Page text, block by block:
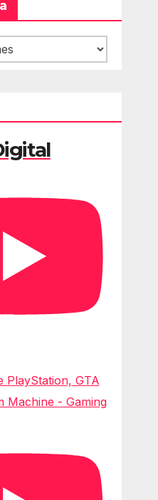
PlayStation, GTA
Machine - Gaming